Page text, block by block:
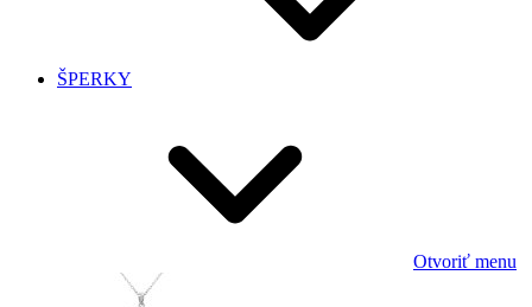
ŠPERKY
Otvoriť menu